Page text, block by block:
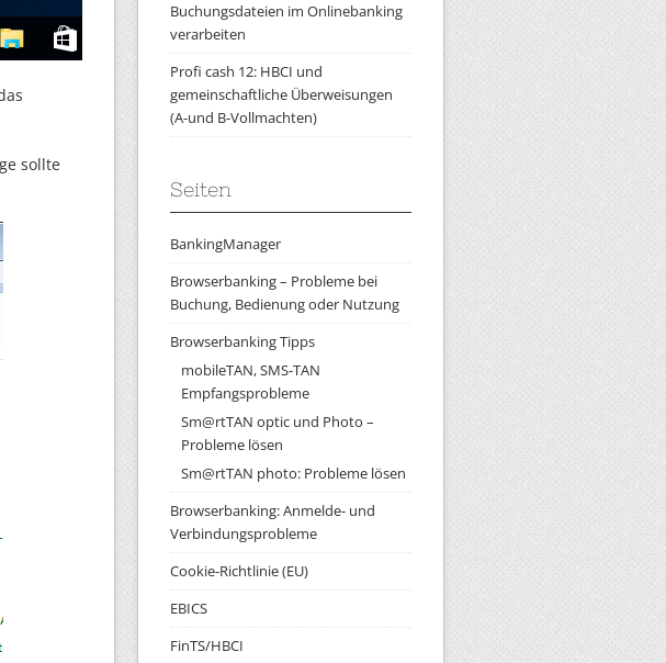
sollte
Buchungsdateien im Onlinebanking
verarbeiten
Profi cash 12: HBCI und
gemeinschaftliche Überweisungen
(A-und B-Vollmachten)
Seiten
BankingManager
Browserbanking – Probleme bei
Buchung, Bedienung oder Nutzung
Browserbanking Tipps
mobileTAN, SMS-TAN
Empfangsprobleme
Sm@rtTAN optic und Photo –
Probleme lösen
Sm@rtTAN photo: Probleme lösen
Browserbanking: Anmelde- und
Verbindungsprobleme
Cookie-Richtlinie (EU)
EBICS
FinTS/HBCI